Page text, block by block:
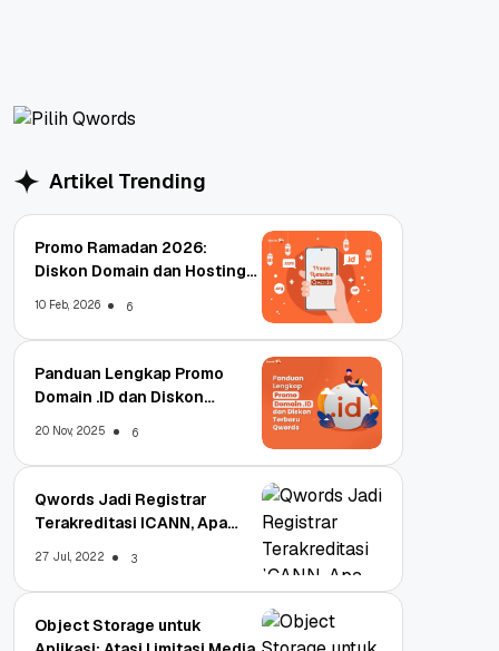
Artikel Trending
Promo Ramadan 2026:
Diskon Domain dan Hosting
10 Feb, 2026 6
Panduan Lengkap Promo
Domain .ID dan Diskon
20 Nov, 2025 6
Qwords Jadi Registrar
Terakreditasi ICANN, Apa
27 Jul, 2022 3
Object Storage untuk